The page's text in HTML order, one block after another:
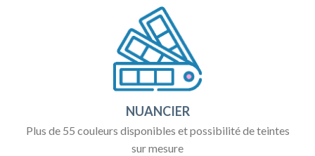
NUANCIER
Plus de 55 couleurs disponibles et possibilité de teintes
sur mesure